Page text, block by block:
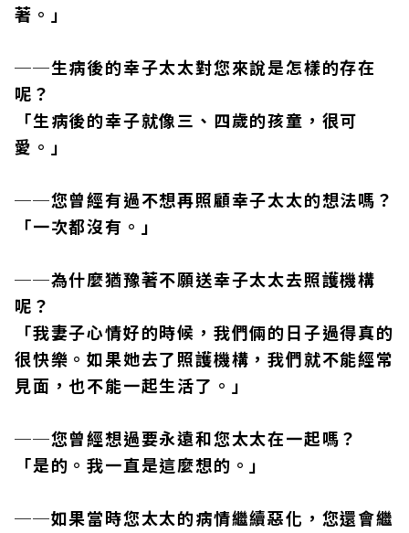
著。」
──生病後的幸子太太對您來說是怎樣的存在
呢？
「生病後的幸子就像三、四歲的孩童，很可
愛。」
──您曾經有過不想再照顧幸子太太的想法嗎？
「一次都沒有。」
──為什麼猶豫著不願送幸子太太去照護機構
呢？
「我妻子心情好的時候，我們倆的日子過得真的
很快樂。如果她去了照護機構，我們就不能經常
見面，也不能一起生活了。」
──您曾經想過要永遠和您太太在一起嗎？
「是的。我一直是這麼想的。」
──如果當時您太太的病情繼續惡化，您還會繼